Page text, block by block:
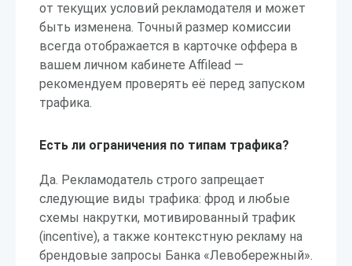
от текущих условий рекламодателя и может
быть изменена. Точный размер комиссии
всегда отображается в карточке оффера в
вашем личном кабинете Affilead —
рекомендуем проверять её перед запуском
трафика.
Есть ли ограничения по типам трафика?
Да. Рекламодатель строго запрещает
следующие виды трафика: фрод и любые
схемы накрутки, мотивированный трафик
(incentive), а также контекстную рекламу на
брендовые запросы Банка «Левобережный».